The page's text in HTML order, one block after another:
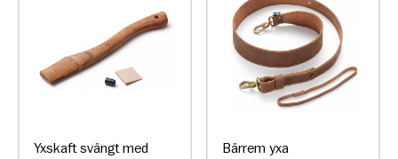
Yxskaft svängt med
Bärrem yxa